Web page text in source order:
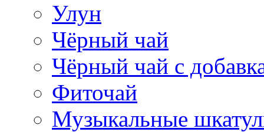
Улун
Чёрный чай
Чёрный чай с
Фиточай
Музыкальные